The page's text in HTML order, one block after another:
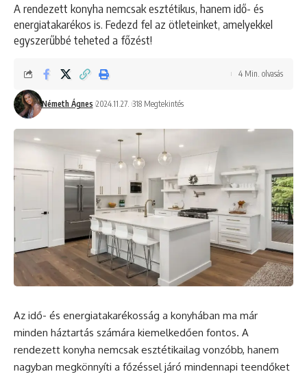
A rendezett konyha nemcsak esztétikus, hanem idő- és
energiatakarékos is. Fedezd fel az ötleteinket, amelyekkel
egyszerűbbé teheted a főzést!
Németh Ágnes 2024.11.27. 318 Megtekintés
4 Min. olvasás
Az idő- és energiatakarékosság a konyhában ma már
minden háztartás számára kiemelkedően fontos. A
rendezett konyha nemcsak esztétikailag vonzóbb, hanem
nagyban megkönnyíti a főzéssel járó mindennapi teendőket